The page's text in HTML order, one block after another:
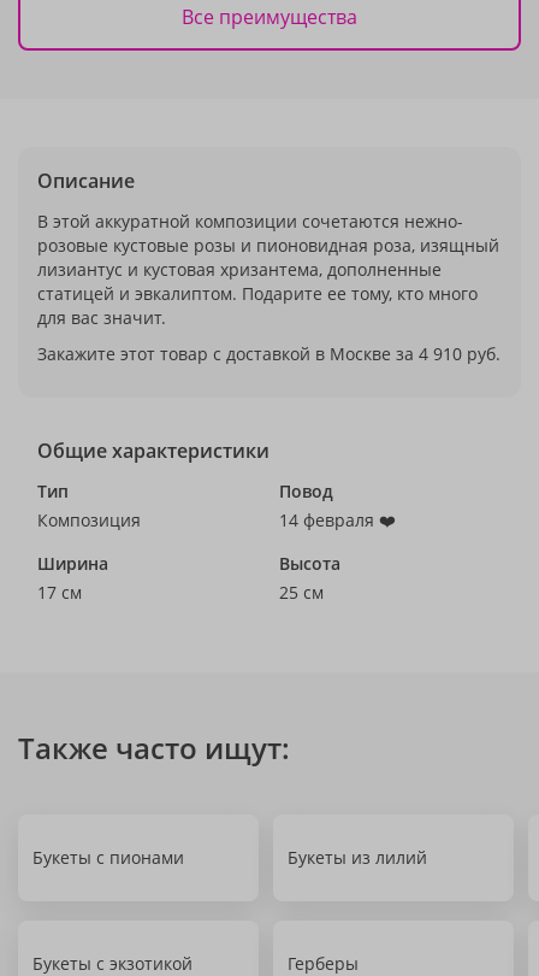
Все преимущества
Описание
В этой аккуратной композиции сочетаются нежно-
розовые кустовые розы и пионовидная роза, изящный
лизиантус и кустовая хризантема, дополненные
статицей и эвкалиптом. Подарите ее тому, кто много
для вас значит.
Закажите этот товар с доставкой в Москве за 4 910 руб.
Общие характеристики
Тип
Композиция
Повод
14 февраля ❤️
Ширина
17 см
Высота
25 см
Также часто ищут:
Букеты с пионами Букеты из лилий
Букеты с экзотикой Герберы